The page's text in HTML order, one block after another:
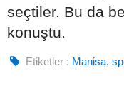
seçtiler. Bu da
konuştu.
Etiketler : Manisa,